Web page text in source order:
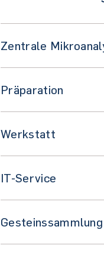
Zentrale
Präparation
Werkstatt
IT-Service
Gesteinssammlung